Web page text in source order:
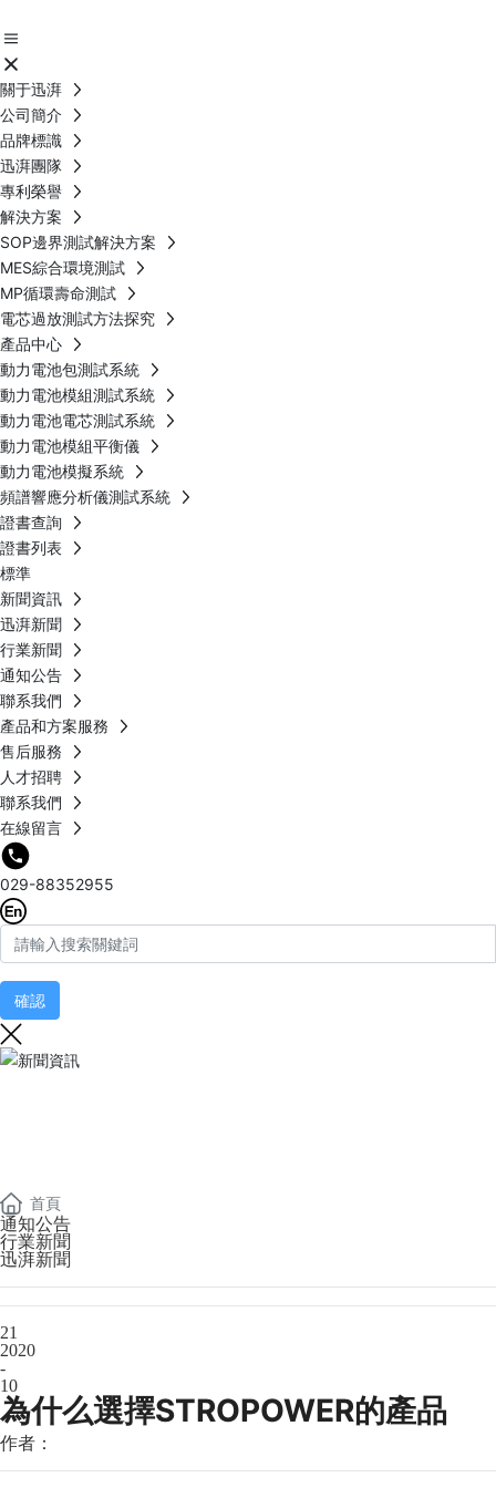
關于迅湃
公司簡介
品牌標識
迅湃團隊
專利榮譽
解決方案
SOP邊界測試解決方案
MES綜合環境測試
MP循環壽命測試
電芯過放測試方法探究
產品中心
動力電池包測試系統
動力電池模組測試系統
動力電池電芯測試系統
動力電池模組平衡儀
動力電池模擬系統
頻譜響應分析儀測試系統
證書查詢
證書列表
標準
新聞資訊
迅湃新聞
行業新聞
通知公告
聯系我們
產品和方案服務
售后服務
人才招聘
聯系我們
在線留言
029-88352955
確認
首頁
通知公告
行業新聞
迅湃新聞
21
2020
-
10
為什么選擇STROPOWER的產品
作者：